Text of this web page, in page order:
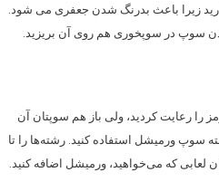
زیرا باعث بدرنگ شدن جعفری می شود.
سوپ در سوپخوری هم روی آن بریزید.
رعایت کردید، ولی باز هم سوپتان آن
سوپ ورمیشل استفاده کنید. رشته‌ها را تا
لعابی که می‌خواهید، ورمیشل اضافه کنید.